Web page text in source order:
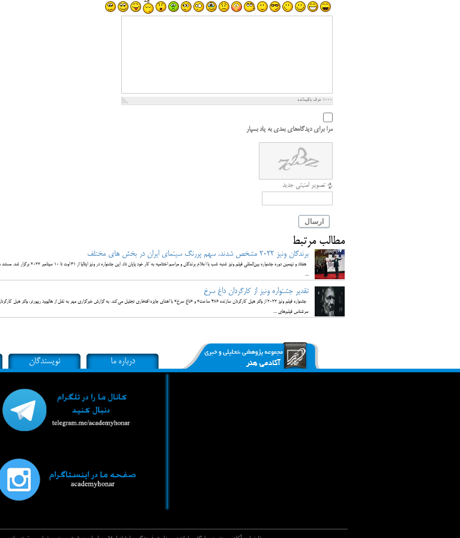
1000 حرف باقیمانده
مرا برای دیدگاه‌های بعدی به یاد بسپار
تصویر امنیتی جدید
ارسال
مطالب مرتبط
برندگان ونیز ۲۰۲۲ مشخص شدند، سهم پررنگ سینمای ایران در بخش های مختلف
هفتاد و نهمین دوره جشنواره بین‌المللی فیلم ونیز شنبه شب با اعلام برندگان و مراسم اختتامیه به کار خود پایان داد. این جشنواره در
...
تقدیر جشنواره ونیز از کارگردان داغ سرخ
جشنواره فیلم ونیز ۲۰۲۲ از والتر هیل کارگردان سازنده «۴۸ ساعت» و «داغ سرخ» با اهدای جایزه افتخاری تجلیل می‌کند. به گزارش خبرگزاری مهر به نقل از هالیوود ریپورتر، والتر هیل
سرشناس فیلم‌های ...
درباره ما نویسندگان